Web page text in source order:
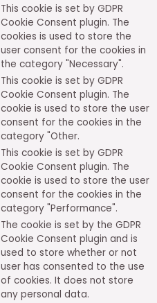
This cookie is set by GDPR
Cookie Consent plugin. The
cookies is used to store the
user consent for the cookies in
the category "Necessary".
This cookie is set by GDPR
Cookie Consent plugin. The
cookie is used to store the user
consent for the cookies in the
category "Other.
This cookie is set by GDPR
Cookie Consent plugin. The
cookie is used to store the user
consent for the cookies in the
category "Performance".
The cookie is set by the GDPR
Cookie Consent plugin and is
used to store whether or not
user has consented to the use
of cookies. It does not store
any personal data.